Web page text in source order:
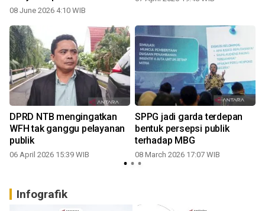
08 June 2026 4:10 WIB
DPRD NTB mengingatkan
WFH tak ganggu pelayanan
publik
06 April 2026 15:39 WIB
SPPG jadi garda terdepan
bentuk persepsi publik
terhadap MBG
08 March 2026 17:07 WIB
Infografik